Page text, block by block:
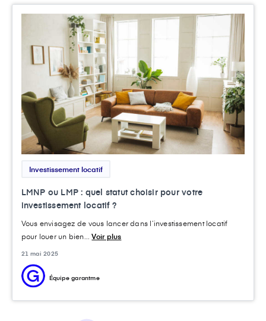
Investissement locatif
LMNP ou LMP : quel statut choisir pour votre
investissement locatif ?
Vous envisagez de vous lancer dans l’investissement locatif
pour louer un bien...Voir plus
21 mai 2025
Équipe garantme